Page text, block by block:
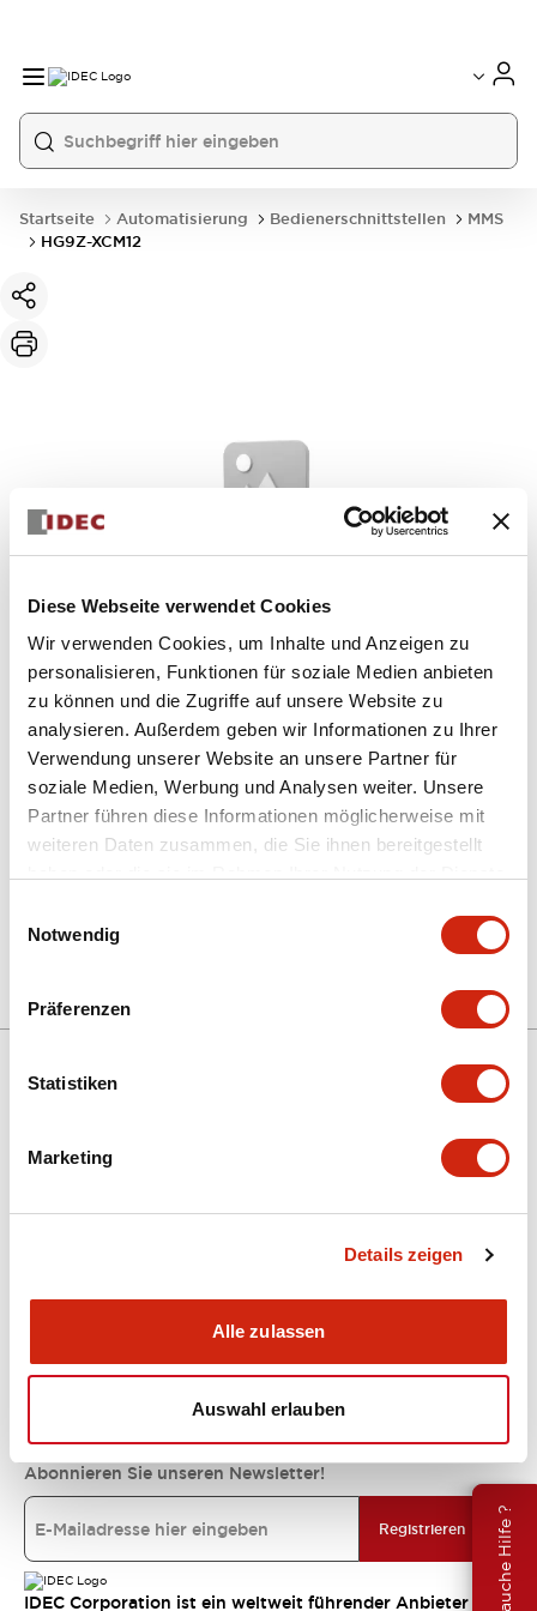
Diese Webseite verwendet Cookies
Wir verwenden Cookies, um Inhalte und Anzeigen zu
personalisieren, Funktionen für soziale Medien anbieten
zu können und die Zugriffe auf unsere Website zu
analysieren. Außerdem geben wir Informationen zu Ihrer
Verwendung unserer Website an unsere Partner für
soziale Medien, Werbung und Analysen weiter. Unsere
Partner führen diese Informationen möglicherweise mit
weiteren Daten zusammen, die Sie ihnen bereitgestellt
Notwendig
Präferenzen
Statistiken
Marketing
Details zeigen
Alle zulassen
Auswahl erlauben
Brauche Hilfe ?
Startseite Automatisierung Bedienerschnittstellen
MMS
HG9Z-XCM12
HG9Z-XCM12
KABEL
Ressourcen und Dokumente
Über IDEC
IDEC-Verpflichtungen
Abonnieren Sie unseren Newsletter!
Registrieren
IDEC Corporation ist ein weltweit führender Anbieter